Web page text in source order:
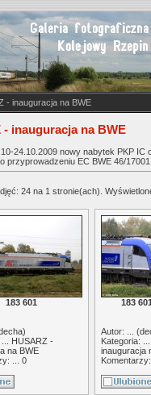
- inauguracja na BWE
- inauguracja na BWE
24.10.2009 nowy nabytek PKP
przyprowadzeniu EC BWE 46/
24 na 1 stronie(ach).
183 601
)
HUSARZ -
na BWE
... 0
183
Autor: ... (
Kategoria:
inauguracja